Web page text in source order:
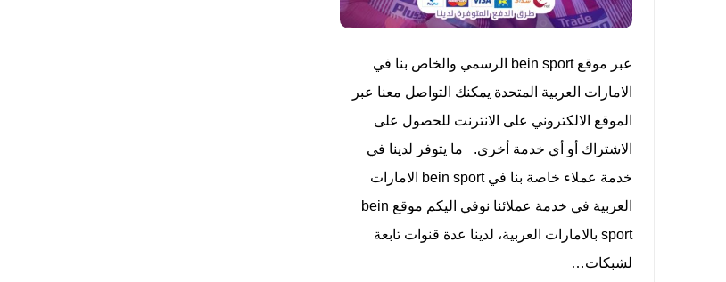
عبر موقع bein sport الرسمي والخاص بنا في
الامارات العربية المتحدة يمكنك التواصل معنا عبر
الموقع الالكتروني على الانترنت للحصول على
الاشتراك أو أي خدمة أخرى. ما يتوفر لدينا في
خدمة عملاء خاصة بنا في bein sport الامارات
العربية في خدمة عملائنا نوفي اليكم موقع bein
sport بالامارات العربية، لدينا عدة قنوات تابعة
لشبكات…